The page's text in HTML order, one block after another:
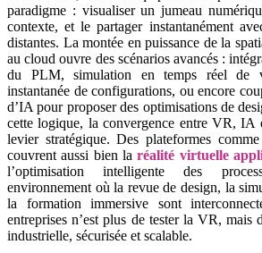
paradigme : visualiser un jumeau
contexte, et le partager instantanément
distantes. La montée en puissance de la
au cloud ouvre des scénarios avancés :
du PLM, simulation en temps réel de
instantanée de configurations, ou encore
d’IA pour proposer des optimisations de
cette logique, la convergence entre VR, IA
levier stratégique. Des plateformes
couvrent aussi bien laréalité virtuelle
l’optimisation intelligente des
environnement où la revue de design, la
la formation immersive sont
entreprises n’est plus de tester la VR, mais
industrielle, sécurisée et scalable.